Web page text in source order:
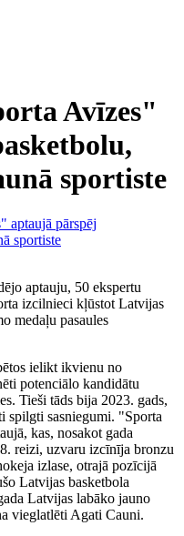
Avīzes"
sportiste
aptauju, 50 ekspertu
izcilnieci kļūstot Latvijas
medaļu pasaules
ielikt ikvienu no
potenciālo kandidātu
Tieši tāds bija 2023. gads,
spilgti sasniegumi. "Sporta
kas, nosakot gada
reizi, uzvaru izcīnīja bronzu
izlase, otrajā pozīcijā
Latvijas basketbola
Latvijas labāko jauno
vieglatlēti Agati Cauni.